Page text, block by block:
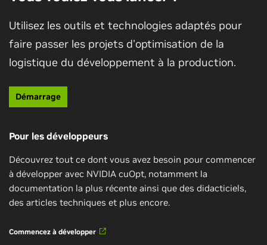
Accélérer l'optimisation du portefeuille
Découvrez comment accélérer l'optimisation de votre
portefeuille avec des GPU, optimiser les compromis
algorithmes de traitement parallèle avec cuOpt.
performances des CPU par rapport à celles des GPU
sur des applications financières.
Suivre cette session à la demande
Record mondial de l'optimisation des
Découvrez comment les entreprises gagnent en
satisfaction de leurs clients grâce à l'optimisation
Visionner
Utilisez les outils et technologies adaptés pour
faire passer les projets d'optimisation de la
logistique du développement à la production.
Démarrage
Pour les développeurs
Découvrez tout ce dont vous avez besoin pour commencer
à développer avec NVIDIA cuOpt, notamment la
documentation la plus récente ainsi que des didacticiels,
des articles techniques et plus encore.
Commencez à développer